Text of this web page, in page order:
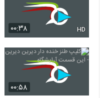
۰۰:۳۸ HD
۰۰:۵۸